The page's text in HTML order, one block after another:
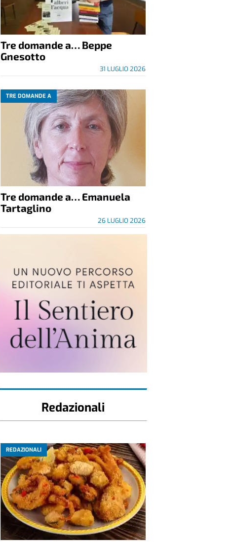
Tre domande a… Beppe
Gnesotto
31 LUGLIO 2026
TRE DOMANDE A
Tre domande a… Emanuela
Tartaglino
26 LUGLIO 2026
Redazionali
REDAZIONALI